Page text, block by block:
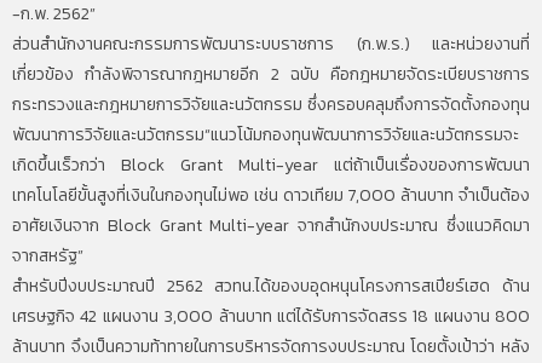
-ก.พ. 2562”
ส่วนสำนักงานคณะกรรมการพัฒนาระบบราชการ (ก.พ.ร.) และหน่วยงานที่
เกี่ยวข้อง กำลังพิจารณากฎหมายอีก 2 ฉบับ คือกฎหมายจัดระเบียบราชการ
กระทรวงและกฎหมายการวิจัยและนวัตกรรม ซึ่งครอบคลุมถึงการจัดตั้งกองทุน
พัฒนาการวิจัยและนวัตกรรม“แนวโน้มกองทุนพัฒนาการวิจัยและนวัตกรรมจะ
เกิดขึ้นเร็วกว่า Block Grant Multi-year แต่ถ้าเป็นเรื่องของการพัฒนา
เทคโนโลยีขั้นสูงที่เงินในกองทุนไม่พอ เช่น ดาวเทียม 7,000 ล้านบาท จำเป็นต้อง
อาศัยเงินจาก Block Grant Multi-year จากสำนักงบประมาณ ซึ่งแนวคิดมา
จากสหรัฐ”
สำหรับปีงบประมาณปี 2562 สวทน.ได้ของบอุดหนุนโครงการสเปียร์เฮด ด้าน
เศรษฐกิจ 42 แผนงาน 3,000 ล้านบาท แต่ได้รับการจัดสรร 18 แผนงาน 800
ล้านบาท จึงเป็นความท้าทายในการบริหารจัดการงบประมาณ โดยตั้งเป้าว่า หลัง